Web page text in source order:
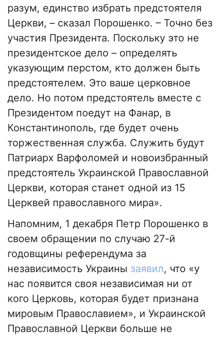
разум, единство избрать предстоятеля
Церкви, – сказал Порошенко. – Точно без
участия Президента. Поскольку это не
президентское дело – определять
указующим перстом, кто должен быть
предстоятелем. Это ваше церковное
дело. Но потом предстоятель вместе с
Президентом поедут на Фанар, в
Константинополь, где будет очень
торжественная служба. Служить будут
Патриарх Варфоломей и новоизбранный
предстоятель Украинской Православной
Церкви, которая станет одной из 15
Церквей православного мира».
Напомним, 1 декабря Петр Порошенко в
своем обращении по случаю 27-й
годовщины референдума за
независимость Украины заявил, что «у
нас появится своя независимая ни от
кого Церковь, которая будет признана
мировым Православием», и Украинской
Православной Церкви больше не